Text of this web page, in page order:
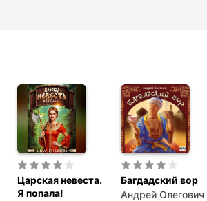
Царская невеста.
Я попала!
Багдадский вор
Андрей Олегович